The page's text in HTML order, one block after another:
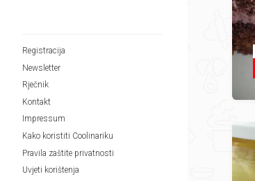
Registracija
Newsletter
Rječnik
Kontakt
Impressum
Kako koristiti Coolinariku
Pravila zaštite privatnosti
Uvjeti korištenja